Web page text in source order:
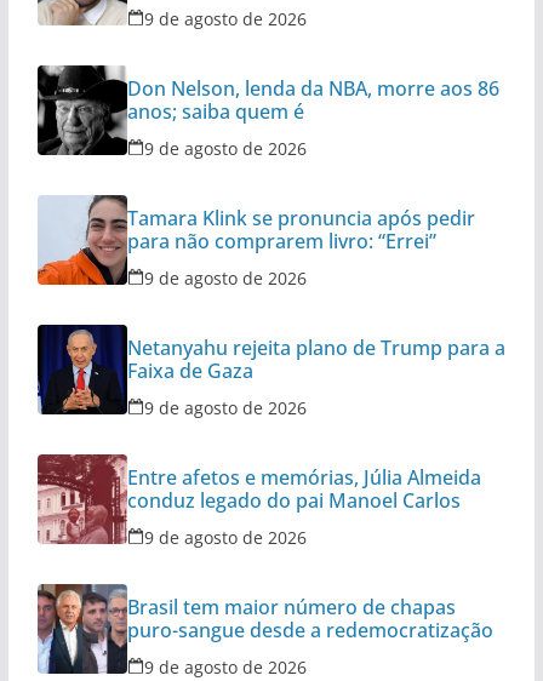
9 de agosto de 2026
Don Nelson, lenda da NBA, morre aos 86
anos; saiba quem é
9 de agosto de 2026
Tamara Klink se pronuncia após pedir
para não comprarem livro: “Errei”
9 de agosto de 2026
Netanyahu rejeita plano de Trump para a
Faixa de Gaza
9 de agosto de 2026
Entre afetos e memórias, Júlia Almeida
conduz legado do pai Manoel Carlos
9 de agosto de 2026
Brasil tem maior número de chapas
puro-sangue desde a redemocratização
9 de agosto de 2026